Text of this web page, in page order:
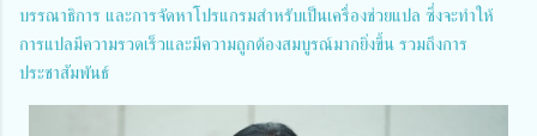
บรรณาธิการ และการจัดหาโปรแกรมสำหรับเป็นเครื่องช่วยแปล ซึ่งจะทำให้
การแปลมีความรวดเร็วและมีความถูกต้องสมบูรณ์มากยิ่งขึ้น รวมถึงการ
ประชาสัมพันธ์